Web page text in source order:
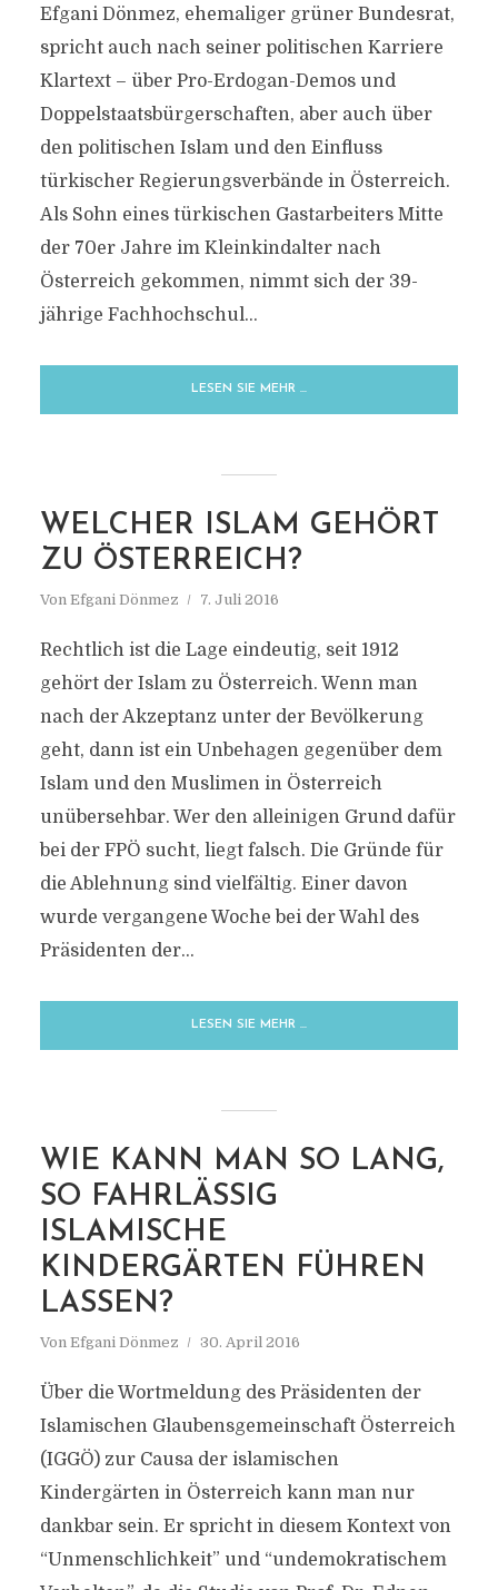
Efgani Dönmez, ehemaliger grüner Bundesrat,
spricht auch nach seiner politischen Karriere
Klartext – über Pro-Erdogan-Demos und
Doppelstaatsbürgerschaften, aber auch über
den politischen Islam und den Einfluss
türkischer Regierungsverbände in Österreich.
Als Sohn eines türkischen Gastarbeiters Mitte
der 70er Jahre im Kleinkindalter nach
Österreich gekommen, nimmt sich der 39-
jährige Fachhochschul...
LESEN SIE MEHR …
WELCHER ISLAM GEHÖRT
ZU ÖSTERREICH?
Von Efgani Dönmez 7. Juli 2016
Rechtlich ist die Lage eindeutig, seit 1912
gehört der Islam zu Österreich. Wenn man
nach der Akzeptanz unter der Bevölkerung
geht, dann ist ein Unbehagen gegenüber dem
Islam und den Muslimen in Österreich
unübersehbar. Wer den alleinigen Grund dafür
bei der FPÖ sucht, liegt falsch. Die Gründe für
die Ablehnung sind vielfältig. Einer davon
wurde vergangene Woche bei der Wahl des
Präsidenten der...
LESEN SIE MEHR …
WIE KANN MAN SO LANG,
SO FAHRLÄSSIG
ISLAMISCHE
KINDERGÄRTEN FÜHREN
LASSEN?
Von Efgani Dönmez 30. April 2016
Über die Wortmeldung des Präsidenten der
Islamischen Glaubensgemeinschaft Österreich
(IGGÖ) zur Causa der islamischen
Kindergärten in Österreich kann man nur
dankbar sein. Er spricht in diesem Kontext von
“Unmenschlichkeit” und “undemokratischem